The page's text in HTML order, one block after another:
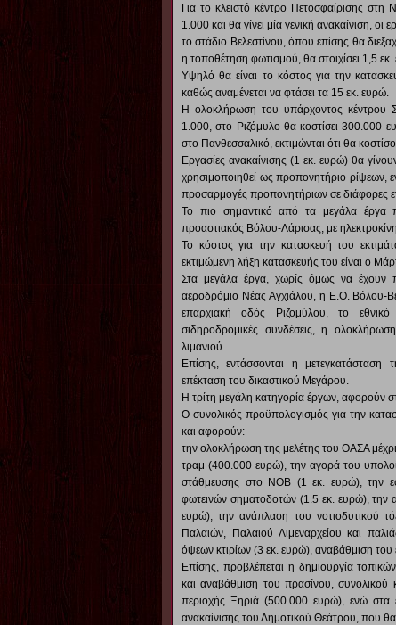
Για το κλειστό κέντρο Πετοσφαίρισης
1.000 και θα γίνει μία γενική ανακαίνιση,
το στάδιο Βελεστίνου, όπου επίσης θα
η τοποθέτηση φωτισμού, θα στοιχίσει 1,5
Υψηλό θα είναι το κόστος για την
καθώς αναμένεται να φτάσει τα 15 εκ. ευρώ.
Η ολοκλήρωση του υπάρχοντος κέντρου
1.000, στο Ριζόμυλο θα κοστίσει 300.000
στο Πανθεσσαλικό, εκτιμώνται ότι θα
Εργασίες ανακαίνισης (1 εκ. ευρώ) θα
χρησιμοποιηθεί ως προπονητήριο ρίψεων,
προσαρμογές προπονητήριων σε διάφορες
Το πιο σημαντικό από τα μεγάλα έργα
προαστιακός Βόλου-Λάρισας, με
Το κόστος για την κατασκευή του
εκτιμώμενη λήξη κατασκευής του είναι ο
Στα μεγάλα έργα, χωρίς όμως να έχουν
αεροδρόμιο Νέας Αγχιάλου, η Ε.Ο. Βόλου-
επαρχιακή οδός Ριζομύλου, το
σιδηροδρομικές συνδέσεις, η
λιμανιού.
Επίσης, εντάσσονται η μετεγκατάσταση
επέκταση του δικαστικού Μεγάρου.
Η τρίτη μεγάλη κατηγορία έργων, αφορούν
Ο συνολικός προϋπολογισμός για την
και αφορούν:
την ολοκλήρωση της μελέτης του ΟΑΣΑ
τραμ (400.000 ευρώ), την αγορά του
στάθμευσης στο ΝΟΒ (1 εκ. ευρώ), την
φωτεινών σηματοδοτών (1.5 εκ. ευρώ),
ευρώ), την ανάπλαση του νοτιοδυτικού
Παλαιών, Παλαιού Λιμεναρχείου και
όψεων κτιρίων (3 εκ. ευρώ), αναβάθμιση
Επίσης, προβλέπεται η δημιουργία
και αναβάθμιση του πρασίνου,
περιοχής Ξηριά (500.000 ευρώ), ενώ στα
ανακαίνισης του Δημοτικού Θεάτρου, που